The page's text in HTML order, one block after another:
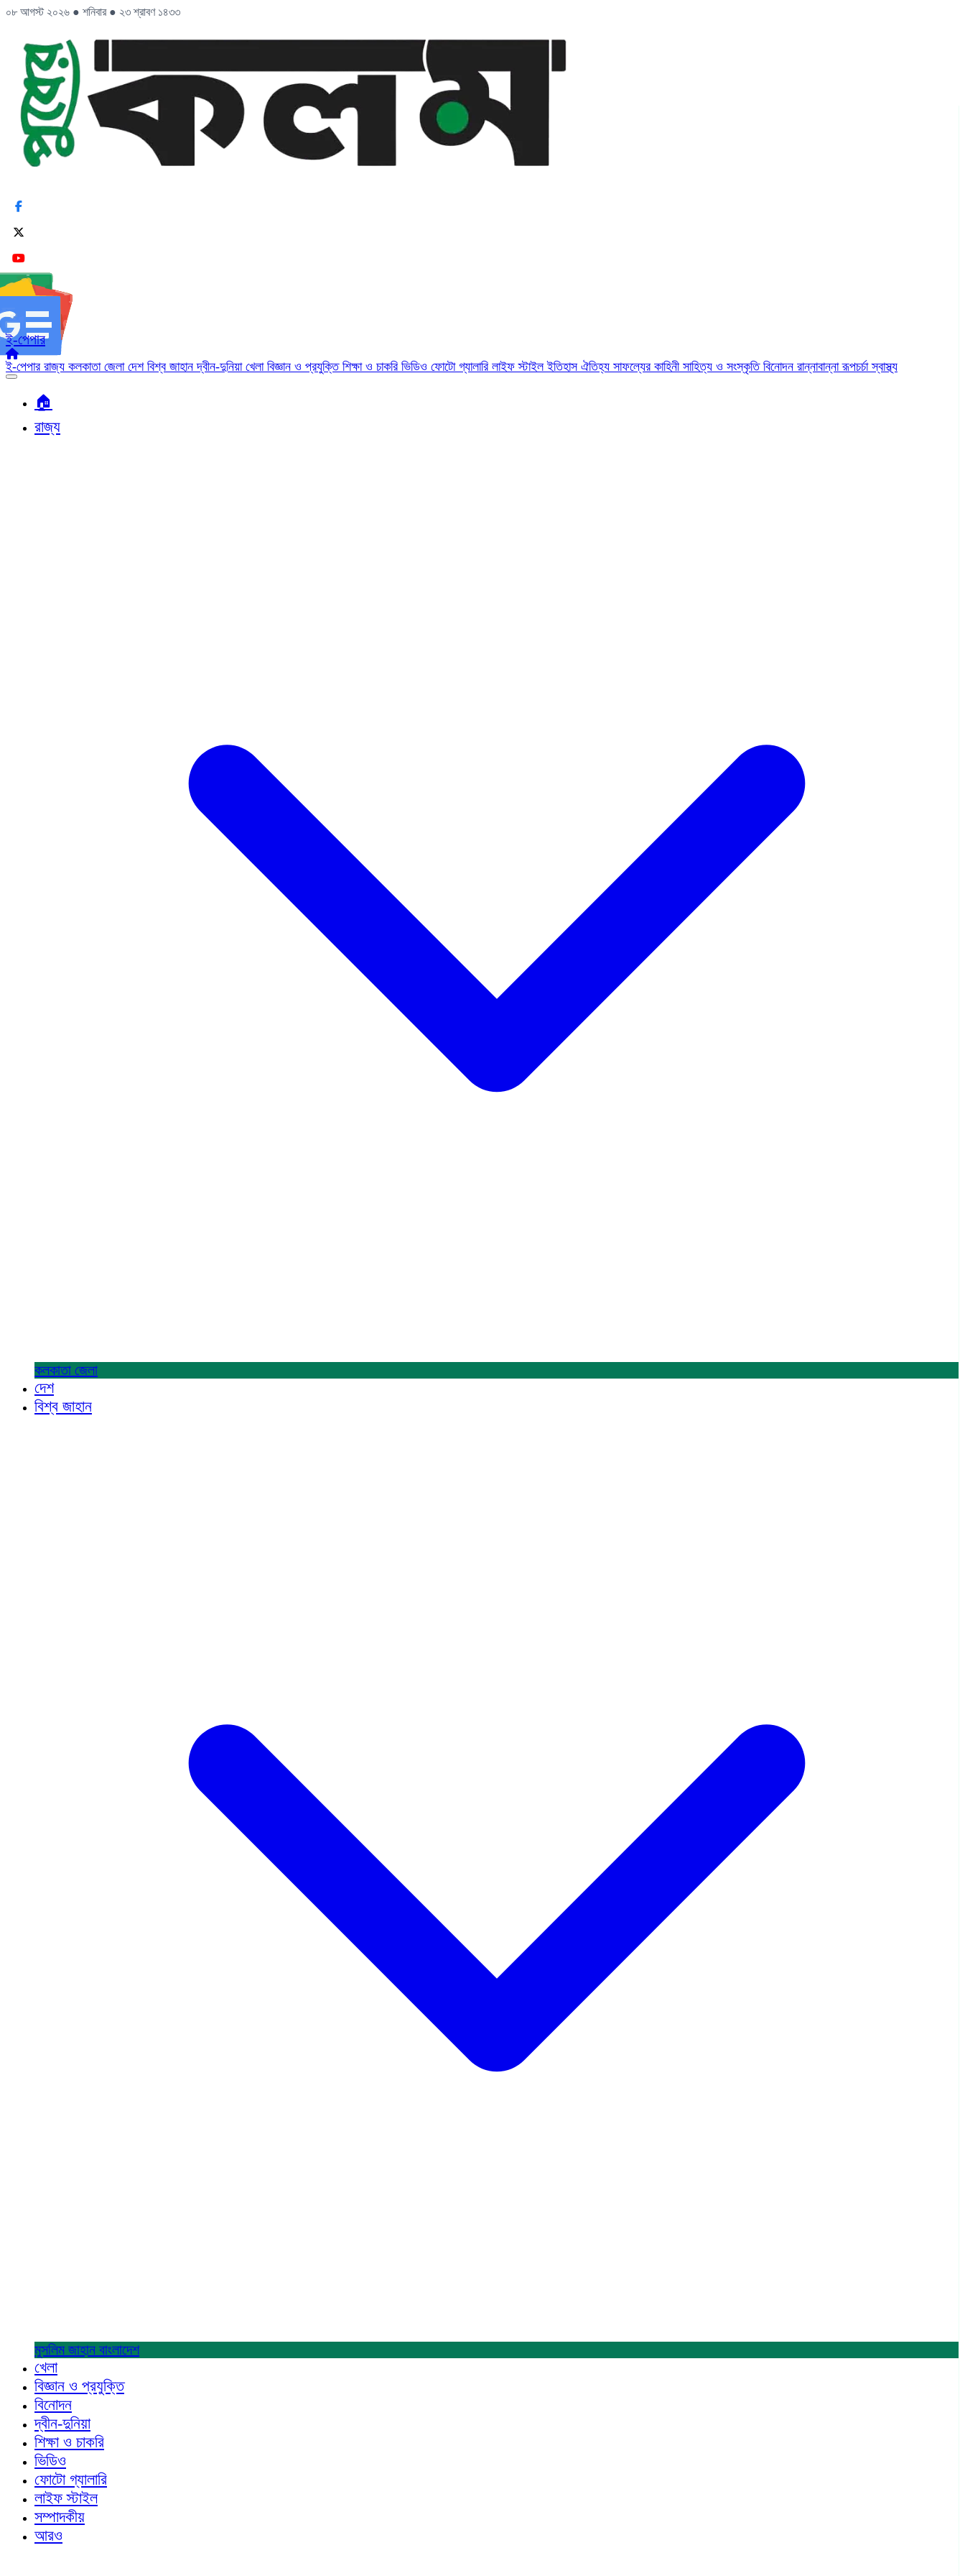
০৮ আগস্ট ২০২৬ ● শনিবার ● ২৩ শ্রাবণ ১৪৩৩
ই-পেপার
ই-পেপার রাজ্য কলকাতা জেলা দেশ বিশ্ব জাহানদ্বীন-দুনিয়া খেলা বিজ্ঞান ও প্রযুক্তি শিক্ষা ও চাকরি ভিডিও ফোটো গ্যালারি লাইফ স্টাইলইতিহাস ঐতিহ্য সাফল্যের কাহিনী সাহিত্য ও সংস্কৃতি বিনোদন রান্নাবান্নারূপচর্চাস্বাস্থ্য
🏠︎
রাজ্য
কলকাতা জেলা
দেশ
বিশ্ব জাহান
মুসলিম জাহান বাংলাদেশ
খেলা
বিজ্ঞান ও প্রযুক্তি
বিনোদন
দ্বীন-দুনিয়া
শিক্ষা ও চাকরি
ভিডিও
ফোটো গ্যালারি
লাইফ স্টাইল
সম্পাদকীয়
আরও